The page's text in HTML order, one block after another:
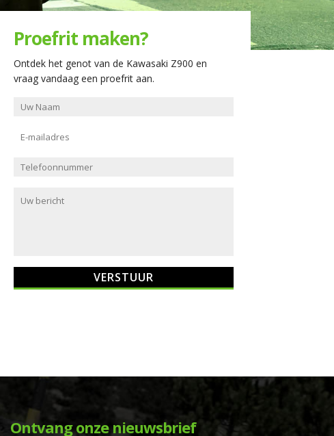
Proefrit maken?
Ontdek het genot van de Kawasaki Z900 en
vraag vandaag een proefrit aan.
Ontvang onze nieuwsbrief